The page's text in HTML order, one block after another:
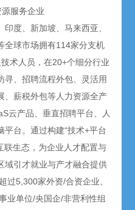
服务企业
印度、新加坡、马来西亚、
全球市场拥有114家分支机
术人员，在20+个细分行业
寻、招聘流程外包、灵活用
、薪税外包等人力资源全产
云产品、垂直招聘平台、人
台。通过构建“技术+平台
联生态，为企业人才配置与
域引才就业与产才融合提供
过5,300家外资/合资企业、
业单位/央国企/非营利性组